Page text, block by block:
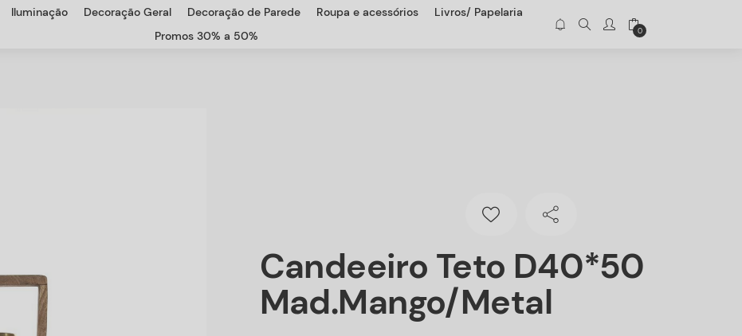
Iluminação Decoração Geral Decoração de Parede Roupa e acessórios
Livros/ Papelaria
Promos 30% a 50%
0
Candeeiro Teto D40*50
Mad.mango/metal